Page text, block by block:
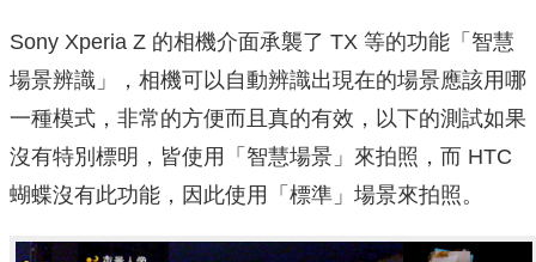
Sony Xperia Z 的相機介面承襲了 TX 等的功能「智慧
場景辨識」，相機可以自動辨識出現在的場景應該用哪
一種模式，非常的方便而且真的有效，以下的測試如果
沒有特別標明，皆使用「智慧場景」來拍照，而 HTC
蝴蝶沒有此功能，因此使用「標準」場景來拍照。